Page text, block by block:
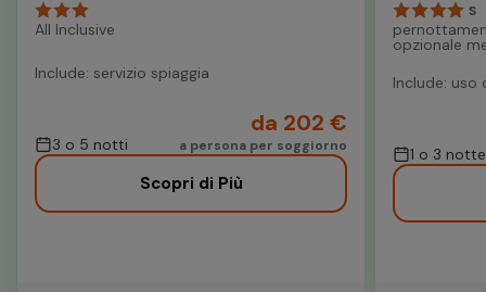
All Inclusive
Include: servizio spiaggia
3 o 5 notti
da 202 €
a persona per soggiorno
Scopri di Più
S
opzionale
Include: uso
1 o 3 notte